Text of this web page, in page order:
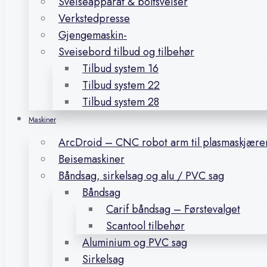
Verkstedpresse
Gjengemaskin-
Sveisebord tilbud og tilbehør
Tilbud system 16
Tilbud system 22
Tilbud system 28
Maskiner
ArcDroid – CNC robot arm til
Beisemaskiner
Båndsag, sirkelsag og alu / PVC sag
Båndsag
Carif båndsag – Førstevalget
Scantool tilbehør
Aluminium og PVC sag
Sirkelsag